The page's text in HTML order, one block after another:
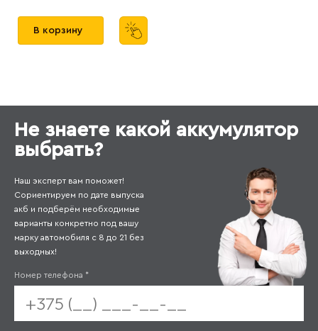
В корзину
Не знаете какой аккумулятор
выбрать?
Наш эксперт вам поможет!
Сориентируем по дате выпуска
акб и подберём необходимые
варианты конкретно под вашу
марку автомобиля с 8 до 21 без
выходных!
Номер телефона *